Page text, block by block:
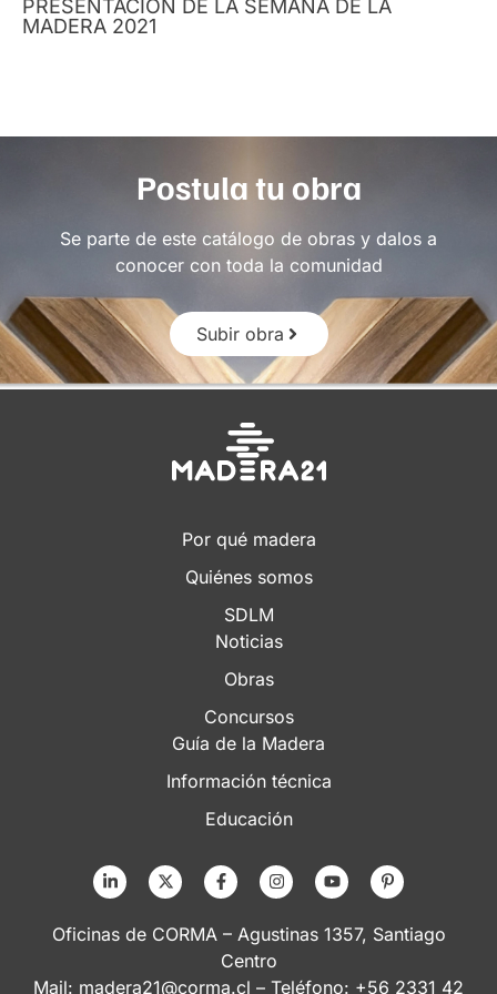
PRESENTACIÓN DE LA SEMANA DE LA
MADERA 2021
Postula tu obra
Se parte de este catálogo de obras y dalos a
conocer con toda la comunidad
Subir obra
Por qué madera
Quiénes somos
SDLM
Noticias
Obras
Concursos
Guía de la Madera
Información técnica
Educación
Oficinas de CORMA – Agustinas 1357, Santiago
Centro
Mail: madera21@corma.cl – Teléfono: +56 2331 42